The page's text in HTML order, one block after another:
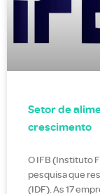
Setor de
crescimento
O IFB (Instituto
pesquisa que
(IDF). As 17